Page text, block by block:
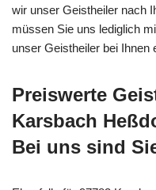
wir unser Geistheiler nach
müssen Sie uns lediglich
unser Geistheiler bei Ihnen
Preiswerte
Karsbach
Bei uns sind